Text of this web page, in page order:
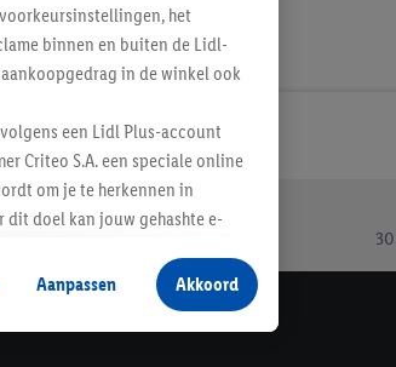
het
binnen en buiten de Lidl-
in de winkel ook
een Lidl Plus-account
Criteo S.A. een speciale online
om je te herkennen in
doel kan jouw gehashte e-
voor producten waarin je
online winkel te plaatsen
Aanpassen Akkoord